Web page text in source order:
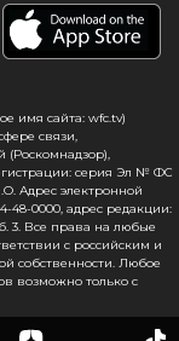
использование
уведомлением
не согласны
файлов,
сайт wfc.tv
имя сайта: wfc.tv)
связи,
серия Эл № ФС
Адрес электронной
48-0000, адрес редакции:
3. Все права на любые
с российским и
собственности. Любое
возможно только с